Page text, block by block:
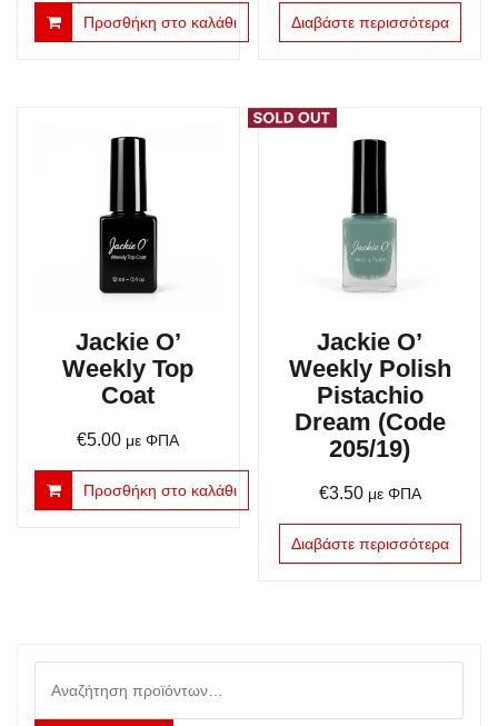
Προσθήκη στο καλάθι Διαβάστε περισσότερα
Jackie O’
Weekly Top
Coat
€5.00 με ΦΠΑ
Προσθήκη στο καλάθι
Jackie O’
Weekly Polish
Pistachio
Dream (Code
205/19)
€3.50 με ΦΠΑ
Διαβάστε περισσότερα
για: